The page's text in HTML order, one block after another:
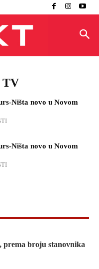
TV
Ništa novo u Novom
Ništa novo u Novom
prema broju stanovnika